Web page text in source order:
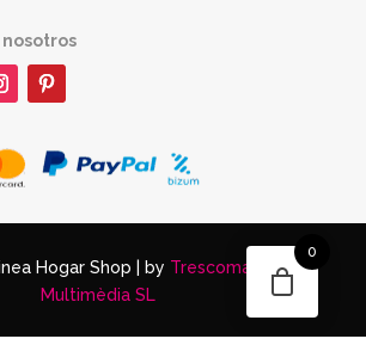
Hogar Shop | by Trescomatres
Multimèdia SL
0